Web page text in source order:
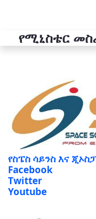
የሚኒስቴር
የስፔስ ሳይንስ እና
Facebook
Twitter
Youtube